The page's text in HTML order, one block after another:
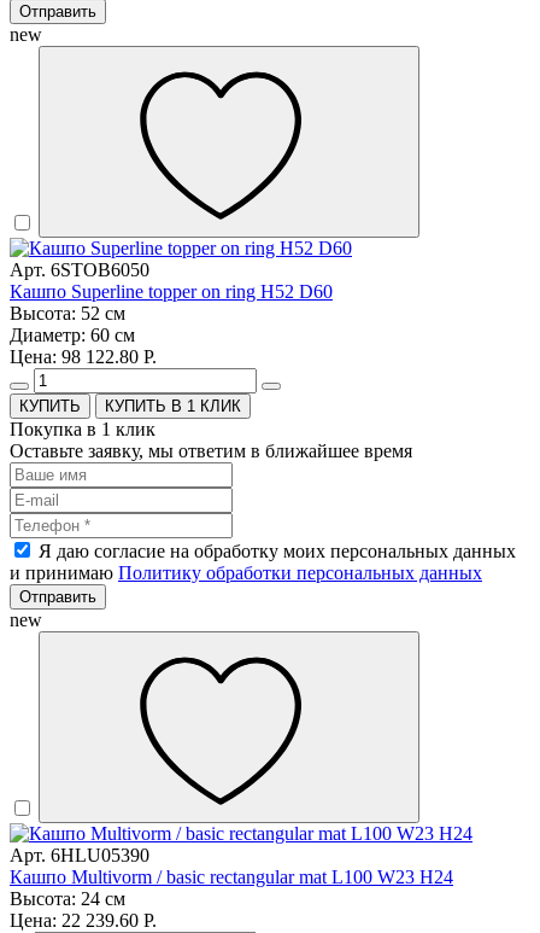
Отправить
new
Арт. 6STOB6050
Кашпо Superline topper on ring H52 D60
Высота: 52 см
Диаметр: 60 см
Цена: 98 122.80 Р.
КУПИТЬ В 1 КЛИК
Покупка в 1 клик
Оставьте заявку, мы ответим в ближайшее время
Я даю согласие на обработку моих персональных данных
и принимаю Политику обработки персональных данных
Отправить
new
Арт. 6HLU05390
Кашпо Multivorm / basic rectangular mat L100 W23 H24
Высота: 24 см
Цена: 22 239.60 Р.